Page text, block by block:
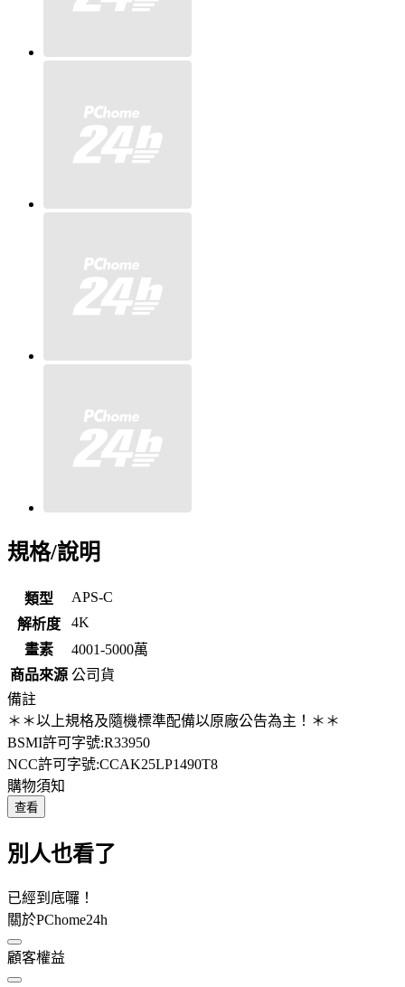
規格/說明
類型
APS-C
解析度
4K
畫素
4001-5000萬
商品來源 公司貨
備註
＊＊以上規格及隨機標準配備以原廠公告為主！＊＊
BSMI許可字號:R33950
NCC許可字號:CCAK25LP1490T8
購物須知
查看
別人也看了
已經到底囉！
關於PChome24h
顧客權益